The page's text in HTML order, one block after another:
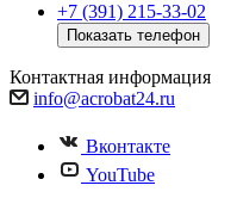
+7 (391) 215-33-02
Показать телефон
Контактная информация
info@acrobat24.ru
Вконтакте
YouTube